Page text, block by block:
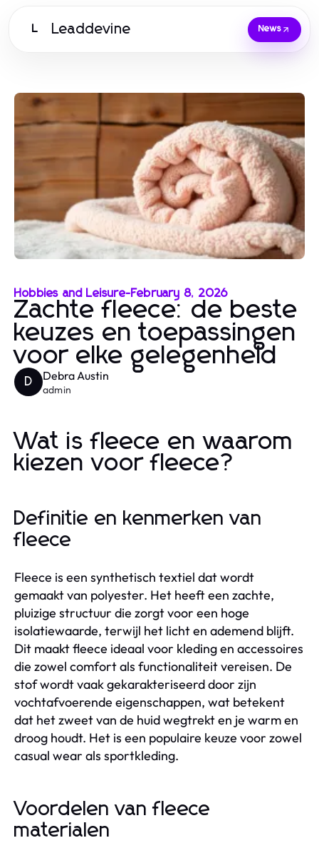
L Leaddevine News
Hobbies and Leisure-February 8, 2026
Zachte fleece: de beste
keuzes en toepassingen
voor elke gelegenheid
D Debra Austin
admin
Wat is fleece en waarom
kiezen voor fleece?
Definitie en kenmerken van
fleece
Fleece is een synthetisch textiel dat wordt
gemaakt van polyester. Het heeft een zachte,
pluizige structuur die zorgt voor een hoge
isolatiewaarde, terwijl het licht en ademend blijft.
Dit maakt fleece ideaal voor kleding en accessoires
die zowel comfort als functionaliteit vereisen. De
stof wordt vaak gekarakteriseerd door zijn
vochtafvoerende eigenschappen, wat betekent
dat het zweet van de huid wegtrekt en je warm en
droog houdt. Het is een populaire keuze voor zowel
casual wear als sportkleding.
Voordelen van fleece
materialen